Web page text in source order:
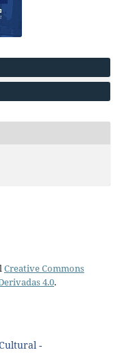
Creative Commons
4.0.
-